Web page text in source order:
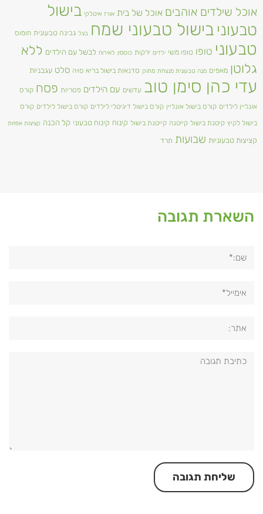
אוכל שילדים אוהבים אוכל של בית אורז איטלקי בישול
טבעוני בישול טבעוני שמח בצל גבינה טבעונית חומוס
טבעוני טופו טופו משי ילדים ירקות כוסמין לאירוח לבשל עם הילדים ללא
גלוטן מאפים מנה טבעונית מנצחת מתוק סדנאות בישול בריא סויה סלט עגבניות
עדי כהן סימן טוב עדשים עם הילדים פטריות פסח קורס
אונליין לילדים קורס בישול אונליין קורס בישול דיגיטלי לילדים קורס בישול לילדים קורס
בישול לקיץ קיטנת בישול קייטנה קייטנת בישול קינוח קינוח טבעוני קל הכנה קציצות אפויות
קציצות טבעוניות שבועות תרד
השארת תגובה